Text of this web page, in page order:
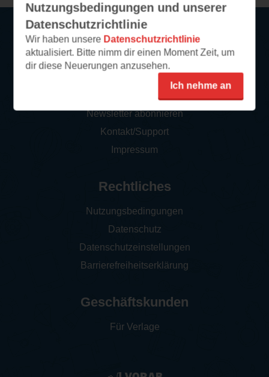
Nutzungsbedingungen und unserer
Datenschutzrichtlinie
Wir haben unsere Datenschutzrichtlinie
aktualisiert. Bitte nimm dir einen Moment Zeit, um
dir diese Neuerungen anzusehen.
Ich nehme an
Service
So funktioniert‘s
Newsletter abonnieren
Kontakt/Support
Impressum
Rechtliches
Nutzungsbedingungen
Datenschutz
Datenschutzeinstellungen
Barrierefreiheitserklärung
Geschäftskunden
Für Verlage